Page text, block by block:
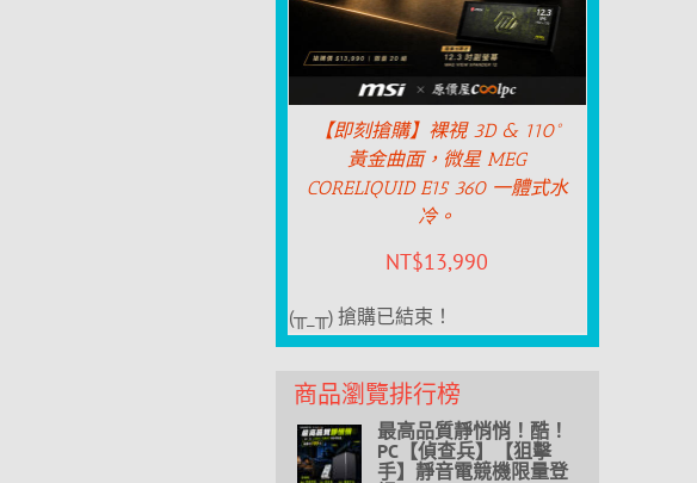
【即刻搶購】裸視 3D & 110°
黃金曲面，微星 MEG
CORELIQUID E15 360 一體式水
冷。
NT$13,990
(╥_╥) 搶購已結束！
商品瀏覽排行榜
最高品質靜悄悄！酷！
PC【偵查兵】【狙擊
手】靜音電競機限量登